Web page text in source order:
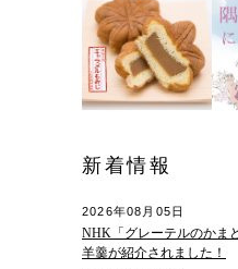
新着情報
2026年08月05日
NHK「グレーテルのかま
羊羹が紹介されました！